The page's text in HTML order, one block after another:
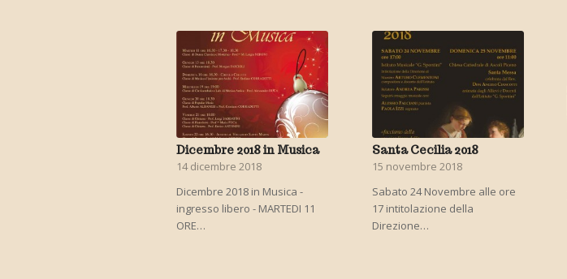
Dicembre 2018 in Musica
14 dicembre 2018
Dicembre 2018 in Musica -
ingresso libero - MARTEDI 11
ORE…
Santa Cecilia 2018
15 novembre 2018
Sabato 24 Novembre alle ore
17 intitolazione della
Direzione…